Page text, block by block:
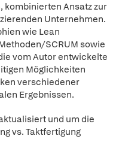
kombinierten Ansatz zur
Unternehmen.
wie Lean
SCRUM sowie
vom Autor entwickelte
Möglichkeiten
verschiedener
Ergebnissen.
und um die
vs. Taktfertigung